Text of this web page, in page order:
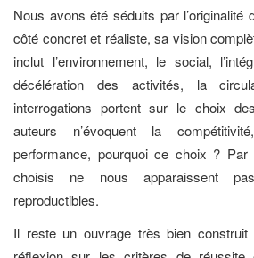
Nous avons été séduits par l’originalité
côté concret et réaliste, sa vision
inclut l’environnement, le social,
décélération des activités, la
interrogations portent sur le choix
auteurs n’évoquent la
performance, pourquoi ce choix ? Par
choisis ne nous apparaissent
reproductibles.
Il reste un ouvrage très bien